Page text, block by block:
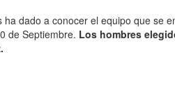
dado a conocer el equipo que se
de Septiembre. Los hombres